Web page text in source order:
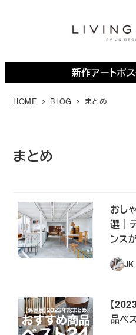
テ
新作アートポ
HOME BLOG まとめ
まとめ
おし
選｜
ンス
JK
【
品ベ